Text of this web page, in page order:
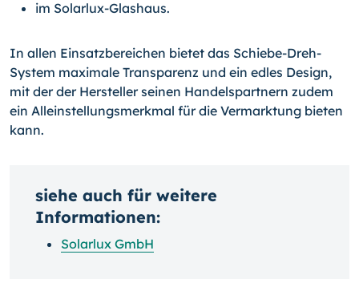
im Solarlux-Glashaus.
In allen Einsatzbereichen bietet das Schiebe-Dreh-
System maximale Transparenz und ein edles Design,
mit der der Hersteller seinen Handelspartnern zudem
ein Alleinstellungsmerkmal für die Vermarktung bieten
kann.
siehe auch für weitere
Informationen:
Solarlux GmbH